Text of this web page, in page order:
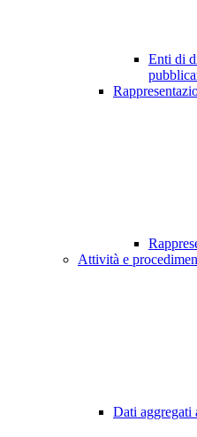
Enti di
Attività e
Dati aggregati